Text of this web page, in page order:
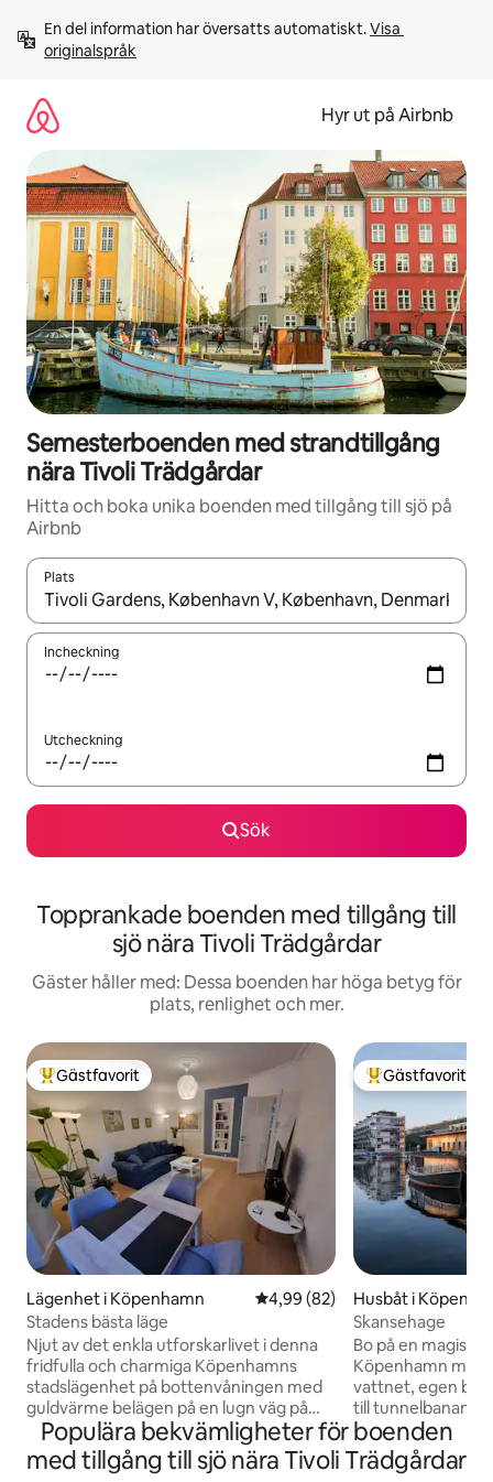
innehåll
En del information har översatts automatiskt. Visa
originalspråk
Hyr ut på Airbnb
Semesterboenden med strandtillgång
nära Tivoli Trädgårdar
Hitta och boka unika boenden med tillgång till sjö på
Airbnb
Plats
När resultaten är tillgängliga kan du navigera med upp- och
Incheckning
Utcheckning
Sök
Topprankade boenden med tillgång till
sjö nära Tivoli Trädgårdar
Gäster håller med: Dessa boenden har höga betyg för
plats, renlighet och mer.
Populär gästfavorit
Gästfavorit
Lägenhet i Köpenhamn 4,99 av 5 i genomsnittligt
4,99 (82)
Stadens bästa läge
Njut av det enkla utforskarlivet i denna
fridfulla och charmiga Köpenhamns
stadslägenhet på bottenvåningen med
guldvärme belägen på en lugn väg på
trevligt gångavstånd från centrala
Köpenhamn med sevärdheter och
evenemang. Efter några steg är du en
Populär
Gästfavorit
Husbåt i
Skansehage
Bo på en magisk
Köpenhamn med
vattnet, egen
till tunnelbanan. Skansehage är en 32
meter lång
nu omvandlad
flytande hem. Möjlighet att bada både
Populära bekvämligheter för boenden
med tillgång till sjö nära Tivoli Trädgårdar